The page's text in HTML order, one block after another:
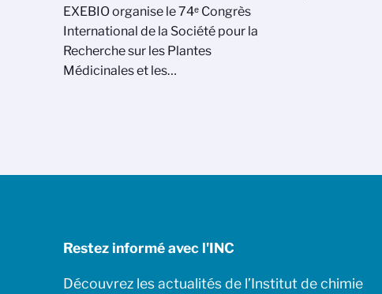
EXEBIO organise le 74ᵉ Congrès
International de la Société pour la
Recherche sur les Plantes
Médicinales et les…
Restez informé avec l'INC
Découvrez les actualités de l’Institut de chimie